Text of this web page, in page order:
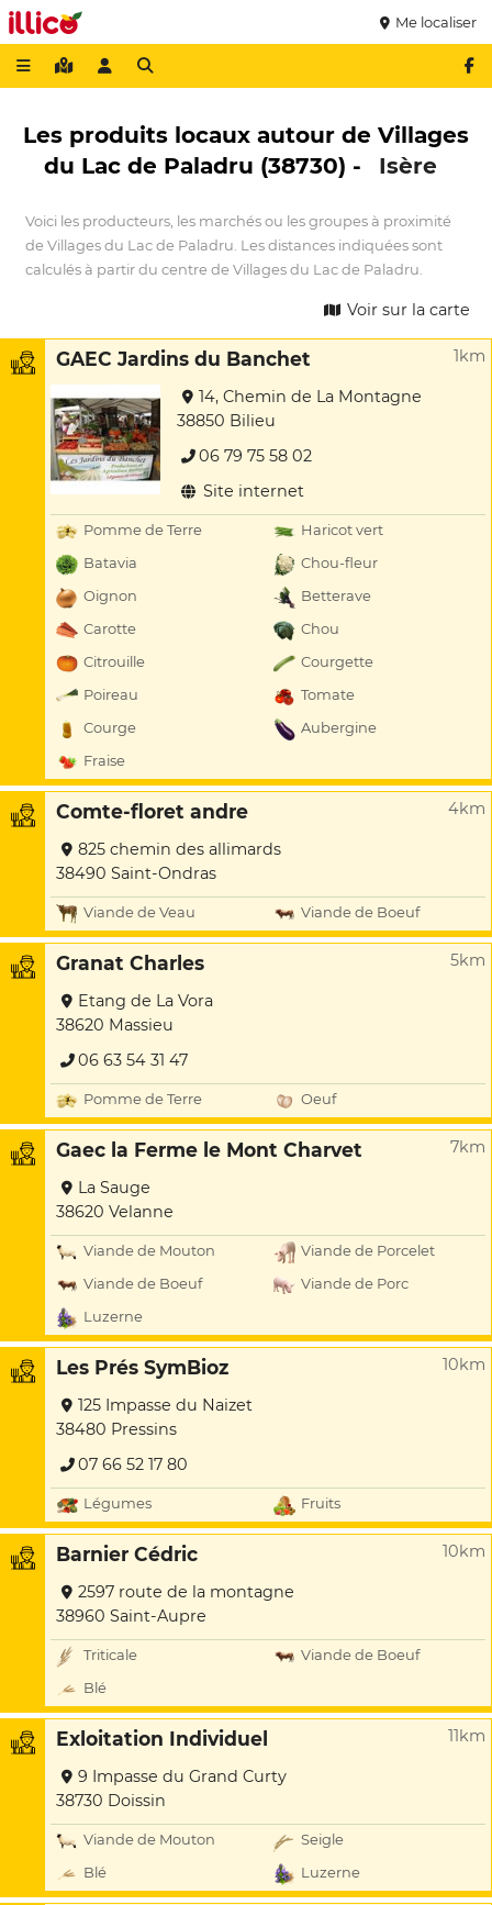
Me localiser
Les produits locaux autour de Villages
du Lac de Paladru (38730) -
Isère
Voici les producteurs, les marchés ou les groupes à proximité
de Villages du Lac de Paladru. Les distances indiquées sont
calculés à partir du centre de Villages du Lac de Paladru.
Voir sur la carte
GAEC Jardins du Banchet 1km
14, Chemin de La Montagne
38850 Bilieu
06 79 75 58 02
Site internet
Pomme de Terre
Haricot vert
Batavia
Chou-fleur
Oignon
Betterave
Carotte
Chou
Citrouille
Courgette
Poireau
Tomate
Courge
Aubergine
Fraise
Comte-floret andre 4km
825 chemin des allimards
38490 Saint-Ondras
Viande de Veau Viande de Boeuf
Granat Charles 5km
Etang de La Vora
38620 Massieu
06 63 54 31 47
Pomme de Terre Oeuf
Gaec la Ferme le Mont Charvet 7km
La Sauge
38620 Velanne
Viande de Mouton
Viande de Porcelet
Viande de Boeuf
Viande de Porc
Luzerne
Les Prés SymBioz 10km
125 Impasse du Naizet
38480 Pressins
07 66 52 17 80
Légumes Fruits
Barnier Cédric 10km
2597 route de la montagne
38960 Saint-Aupre
Triticale
Viande de Boeuf
Blé
Exloitation Individuel 11km
9 Impasse du Grand Curty
38730 Doissin
Viande de Mouton
Seigle
Blé
Luzerne